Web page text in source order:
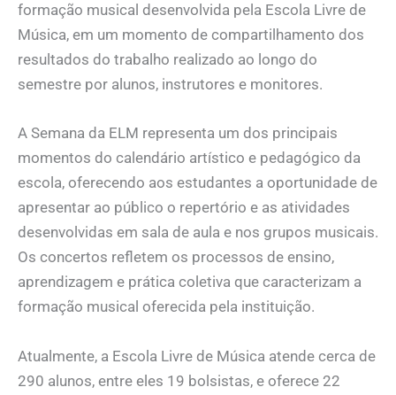
formação musical desenvolvida pela Escola Livre de
Música, em um momento de compartilhamento dos
resultados do trabalho realizado ao longo do
semestre por alunos, instrutores e monitores.
A Semana da ELM representa um dos principais
momentos do calendário artístico e pedagógico da
escola, oferecendo aos estudantes a oportunidade de
apresentar ao público o repertório e as atividades
desenvolvidas em sala de aula e nos grupos musicais.
Os concertos refletem os processos de ensino,
aprendizagem e prática coletiva que caracterizam a
formação musical oferecida pela instituição.
Atualmente, a Escola Livre de Música atende cerca de
290 alunos, entre eles 19 bolsistas, e oferece 22